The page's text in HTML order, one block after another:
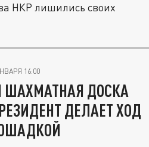
НКР лишились своих
16:00
ШАХМАТНАЯ ДОСКА
ДЕЛАЕТ ХОД